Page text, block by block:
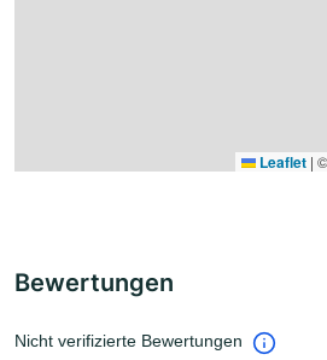
Leaflet | ©
Bewertungen
Nicht verifizierte Bewertungen